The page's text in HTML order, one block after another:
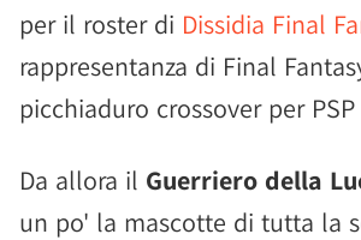
per il roster di Dissidia Final
rappresentanza di Final
picchiaduro crossover per
Da allora il Guerriero della
un po' la mascotte di tutta la